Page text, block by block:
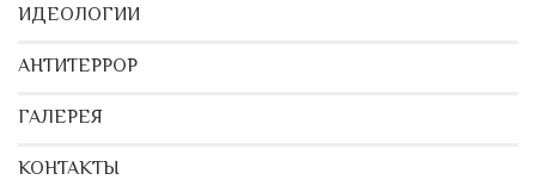
ИДЕОЛОГИИ
АНТИТЕРРОР
ГАЛЕРЕЯ
КОНТАКТЫ